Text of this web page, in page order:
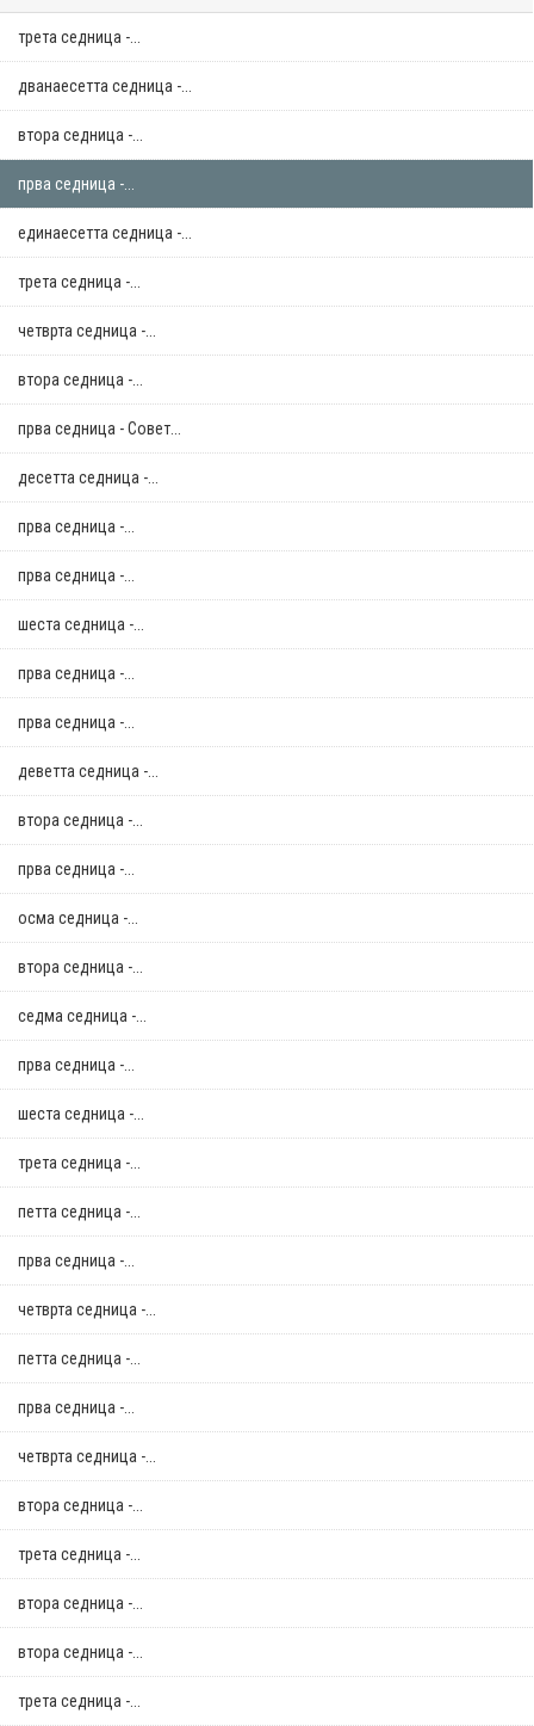
трета седница -...
дванаесетта седница -...
втора седница -...
прва седница -...
единаесетта седница -...
трета седница -...
четврта седница -...
втора седница -...
прва седница - Совет...
десетта седница -...
прва седница -...
прва седница -...
шеста седница -...
прва седница -...
прва седница -...
деветта седница -...
втора седница -...
прва седница -...
осма седница -...
втора седница -...
седма седница -...
прва седница -...
шеста седница -...
трета седница -...
петта седница -...
прва седница -...
четврта седница -...
петта седница -...
прва седница -...
четврта седница -...
втора седница -...
трета седница -...
втора седница -...
втора седница -...
трета седница -...